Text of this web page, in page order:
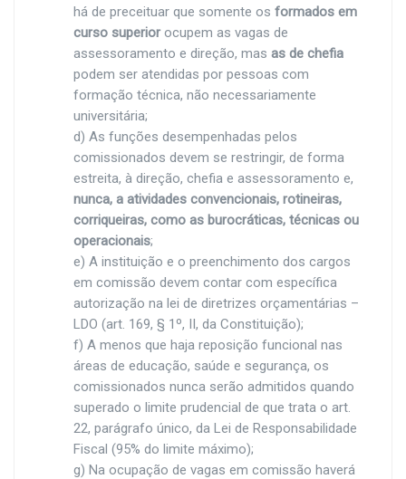
há de preceituar que somente os formados em
curso superiorocupem as vagas de
assessoramento e direção, mas as de chefia
podem ser atendidas por pessoas com
formação técnica, não necessariamente
universitária;
d) As funções desempenhadas pelos
comissionados devem se restringir, de forma
estreita, à direção, chefia e assessoramento e,
nunca, a atividades convencionais, rotineiras,
corriqueiras, como as burocráticas, técnicas ou
operacionais;
e) A instituição e o preenchimento dos cargos
em comissão devem contar com específica
autorização na lei de diretrizes orçamentárias –
LDO (art. 169, § 1º, II, da Constituição);
f) A menos que haja reposição funcional nas
áreas de educação, saúde e segurança, os
comissionados nunca serão admitidos quando
superado o limite prudencial de que trata o art.
22, parágrafo único, da Lei de Responsabilidade
Fiscal (95% do limite máximo);
g) Na ocupação de vagas em comissão haverá